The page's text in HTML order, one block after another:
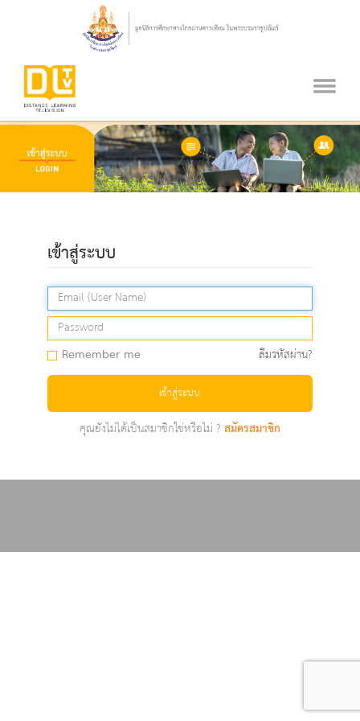
เข้าสู่ระบบ
Remember me ลืมรหัสผ่าน?
เข้าสู่ระบบ
คุณยังไม่ได้เป็นสมาชิกใช่หรือไม่ ?สมัครสมาชิก